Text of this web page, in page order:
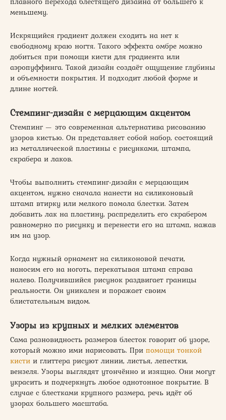
меньшему.
Искрящийся градиент должен сходить на нет к
свободному краю ногтя. Такого эффекта омбре можно
добиться при помощи кисти для градиента или
аэропуффинга. Такой дизайн создаёт ощущение глубины
и объемности покрытия. И подходит любой форме и
длине ногтей.
Стемпинг-дизайн с мерцающим акцентом
Стемпинг — это современная альтернатива рисованию
узоров кистью. Он представляет собой набор, состоящий
из металлической пластины с рисунками, штампа,
скрабера и лаков.
Чтобы выполнить стемпинг-дизайн с мерцающим
акцентом, нужно сначала нанести на силиконовый
штамп втирку или мелкого помола блестки. Затем
добавить лак на пластину, распределить его скрабером
равномерно по рисунку и перенести его на штамп, нажав
им на узор.
Когда нужный орнамент на силиконовой печати,
наносим его на ноготь, перекатывая штамп справа
налево. Получившийся рисунок раздвигает границы
реальности. Он уникален и поражает своим
блистательным видом.
Узоры из крупных и мелких элементов
Сама разновидность размеров блесток говорит об узоре,
который можно ими нарисовать. При помощи тонкой
кисти и глиттера рисуют линии, листья, лепестки,
вензеля. Узоры выглядят утончённо и изящно. Они могут
украсить и подчеркнуть любое однотонное покрытие. В
случае с блестками крупного размера, речь идёт об
узорах большего масштаба.